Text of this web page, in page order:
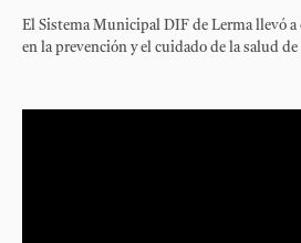
El Sistema Municipal DIF de Lerma llevó a
en la prevención y el cuidado de la salud